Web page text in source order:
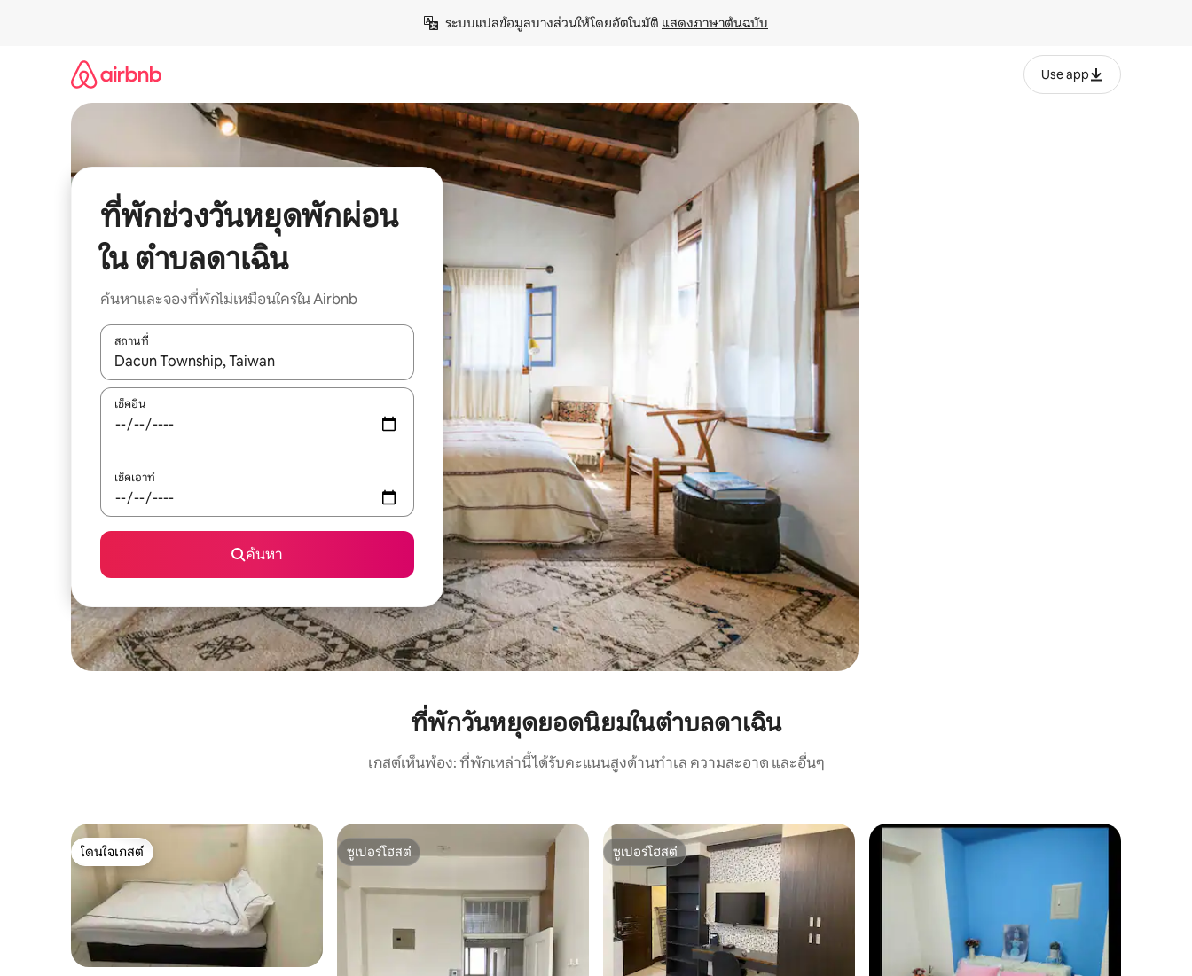
ระบบแปลข้อมูลบางส่วนให้โดยอัตโนมัติ แสดงภาษาต้นฉบับ
Use app
ที่พักช่วงวันหยุดพักผ่อน
ใน ตำบลดาเฉิน
ค้นหาและจองที่พักไม่เหมือนใครใน Airbnb
สถานที่
ใช้ลูกศรขึ้นลง หรือใช้การสัมผัสหรือปัด เพื่อสำรวจผลการค้นหา
เช็คอิน
เช็คเอาท์
ค้นหา
ที่พักวันหยุดยอดนิยมในตำบลดาเฉิน
เกสต์เห็นพ้อง: ที่พักเหล่านี้ได้รับคะแนนสูงด้านทำเล ความสะอาด และอื่นๆ
โดนใจเกสต์
โดนใจเกสต์
ซูเปอร์โฮสต์
ซูเปอร์โฮสต์
ซูเปอร์โฮสต์
ซูเปอร์โฮสต์